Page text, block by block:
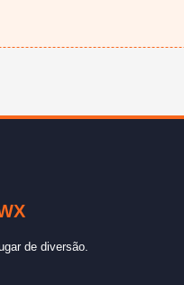
de diversão.